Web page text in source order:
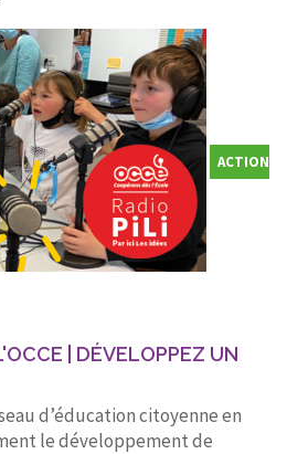
ACTION
| DÉVELOPPEZ UN
d’éducation citoyenne en
le développement de